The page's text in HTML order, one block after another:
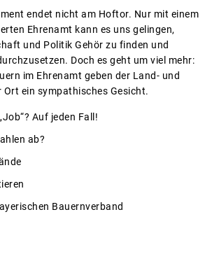
endet nicht am Hoftor. Nur mit einem
Ehrenamt kann es uns gelingen,
und Politik Gehör zu finden und
Doch es geht um viel mehr:
im Ehrenamt geben der Land- und
ein sympathisches Gesicht.
Auf jeden Fall!
ab?
Bauernverband